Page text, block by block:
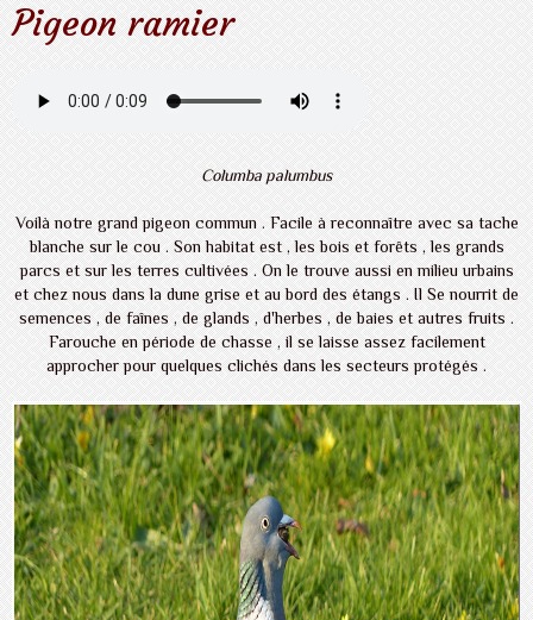
Pigeon ramier
Columba palumbus
Voilà notre grand pigeon commun . Facile à reconnaître avec sa tache
blanche sur le cou . Son habitat est , les bois et forêts , les grands
parcs et sur les terres cultivées . On le trouve aussi en milieu urbains
et chez nous dans la dune grise et au bord des étangs . Il Se nourrit de
semences , de faînes , de glands , d'herbes , de baies et autres fruits .
Farouche en période de chasse , il se laisse assez facilement
approcher pour quelques clichés dans les secteurs protégés .